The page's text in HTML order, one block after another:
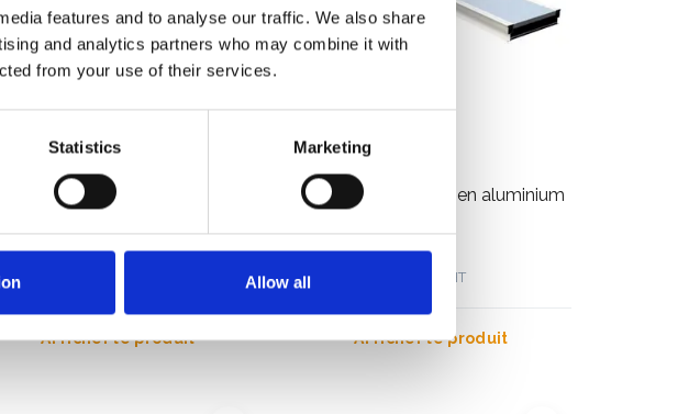
features and to analyse our traffic. We also share
and analytics partners who may combine it with
from your use of their services.
Statistics Marketing
Allow all
de travail en aluminium
Afficher le produit
Passerelle de travail en aluminium
€472,00 HT
Afficher le produit